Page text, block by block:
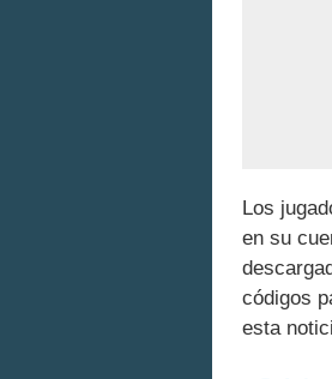
Los
en su
códigos
esta